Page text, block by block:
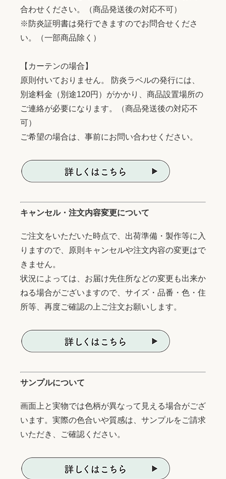
合わせください。（商品発送後の対応不可）
※防炎証明書は発行できますのでお問合せくださ
い。（一部商品除く）
【カーテンの場合】
原則付いておりません。 防炎ラベルの発行には、
別途料金（別途120円）がかかり、商品設置場所の
ご連絡が必要になります。（商品発送後の対応不
可）
ご希望の場合は、事前にお問い合わせください。
キャンセル・注文内容変更について
ご注文をいただいた時点で、出荷準備・製作等に入
りますので、原則キャンセルや注文内容の変更はで
きません。
状況によっては、お届け先住所などの変更も出来か
ねる場合がございますので、サイズ・品番・色・住
所等、再度ご確認の上ご注文お願いします。
サンプルについて
画面上と実物では色柄が異なって見える場合がござ
います。実際の色合いや質感は、サンプルをご請求
いただき、ご確認ください。